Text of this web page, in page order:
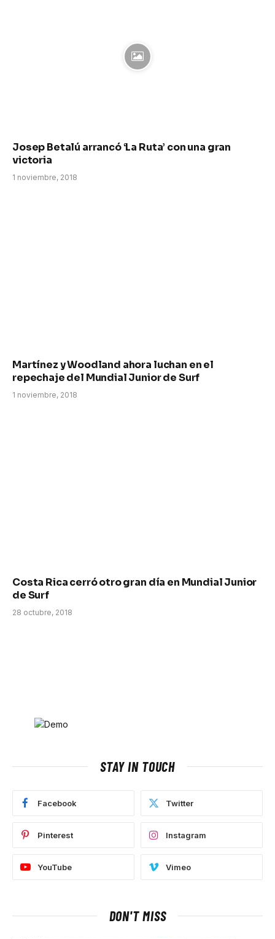
Josep Betalú arrancó ‘La Ruta’ con una gran
victoria
1 noviembre, 2018
Martínez y Woodland ahora luchan en el
repechaje del Mundial Junior de Surf
1 noviembre, 2018
Costa Rica cerró otro gran día en Mundial Junior
de Surf
28 octubre, 2018
STAY IN TOUCH
Facebook Twitter
Pinterest Instagram
YouTube Vimeo
DON'T MISS